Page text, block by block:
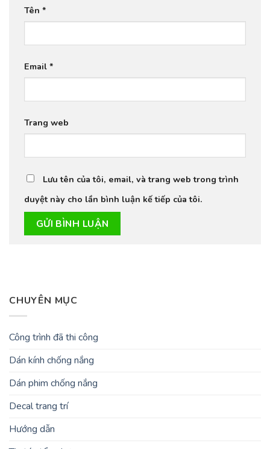
Tên *
Email *
Trang web
Lưu tên của tôi, email, và trang web trong trình
duyệt này cho lần bình luận kế tiếp của tôi.
CHUYÊN MỤC
Công trình đã thi công
Dán kính chống nắng
Dán phim chống nắng
Decal trang trí
Hướng dẫn